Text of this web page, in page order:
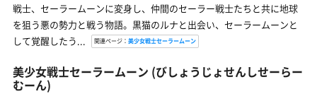
戦士、セーラームーンに変身し、仲間のセーラー戦士たちと共に地球
を狙う悪の勢力と戦う物語。黒猫のルナと出会い、セーラームーンと
して覚醒したう...
関連ページ： 美少女戦士セーラームーン
美少女戦士セーラームーン (びしょうじょせんしせーらー
むーん)